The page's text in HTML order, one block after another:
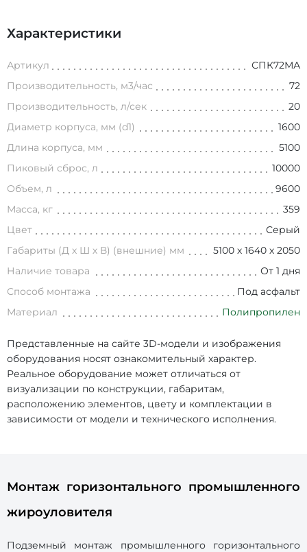
Характеристики
Артикул
СПК72МА
Производительность, м3/час
72
Производительность, л/сек
20
Диаметр корпуса, мм (d1)
1600
Длина корпуса, мм
5100
Пиковый сброс, л
10000
Объем, л
9600
Масса, кг
359
Цвет
Серый
Габариты (Д х Ш х В) (внешние) мм
5100 х 1640 х 2050
Наличие товара
От 1 дня
Способ монтажа
Под асфальт
Материал
Полипропилен
Представленные на сайте 3D-модели и изображения
оборудования носят ознакомительный характер.
Реальное оборудование может отличаться от
визуализации по конструкции, габаритам,
расположению элементов, цвету и комплектации в
зависимости от модели и технического исполнения.
Монтаж горизонтального промышленного
жироуловителя
Подземный монтаж промышленного горизонтального